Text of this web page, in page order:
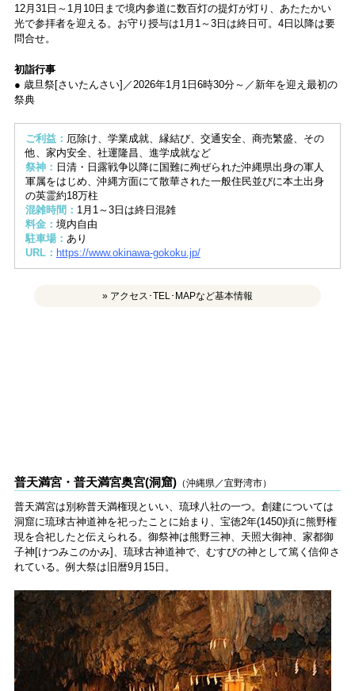
12月31日～1月10日まで境内参道に数百灯の提灯が灯り、あたたかい
光で参拝者を迎える。お守り授与は1月1～3日は終日可。4日以降は要
問合せ。
初詣行事
● 歳旦祭[さいたんさい]／2026年1月1日6時30分～／新年を迎え最初の
祭典
ご利益： 厄除け、学業成就、縁結び、交通安全、商売繁盛、その
他、家内安全、社運隆昌、進学成就など
祭神： 日清・日露戦争以降に国難に殉ぜられた沖縄県出身の軍人
軍属をはじめ、沖縄方面にて散華された一般住民並びに本土出身
の英霊約18万柱
混雑時間： 1月1～3日は終日混雑
料金： 境内自由
駐車場： あり
URL： https://www.okinawa-gokoku.jp/
» アクセス･TEL･MAPなど基本情報
普天満宮・普天満宮奥宮(洞窟)（沖縄県／宜野湾市）
普天満宮は別称普天満権現といい、琉球八社の一つ。創建については
洞窟に琉球古神道神を祀ったことに始まり、宝徳2年(1450)頃に熊野権
現を合祀したと伝えられる。御祭神は熊野三神、天照大御神、家都御
子神[けつみこのかみ]、琉球古神道神で、むすびの神として篤く信仰さ
れている。例大祭は旧暦9月15日。